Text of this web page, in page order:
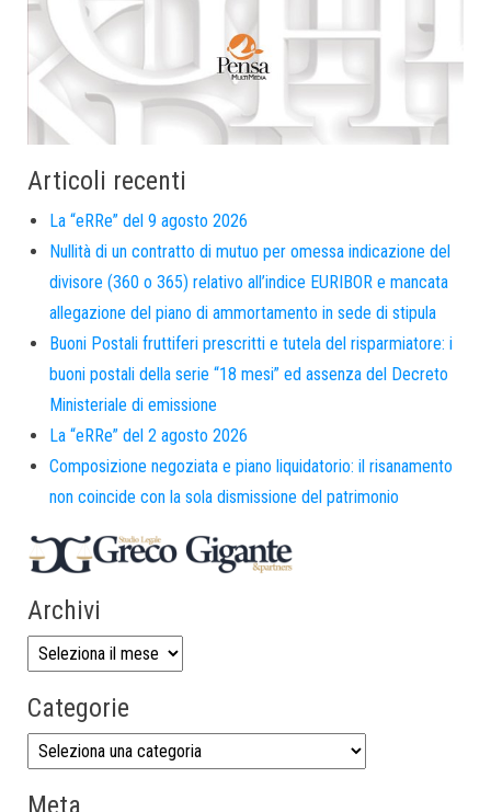
Articoli recenti
La “eRRe” del 9 agosto 2026
Nullità di un contratto di mutuo per omessa indicazione del
divisore (360 o 365) relativo all’indice EURIBOR e mancata
allegazione del piano di ammortamento in sede di stipula
Buoni Postali fruttiferi prescritti e tutela del risparmiatore: i
buoni postali della serie “18 mesi” ed assenza del Decreto
Ministeriale di emissione
La “eRRe” del 2 agosto 2026
Composizione negoziata e piano liquidatorio: il risanamento
non coincide con la sola dismissione del patrimonio
Archivi
Categorie
Meta